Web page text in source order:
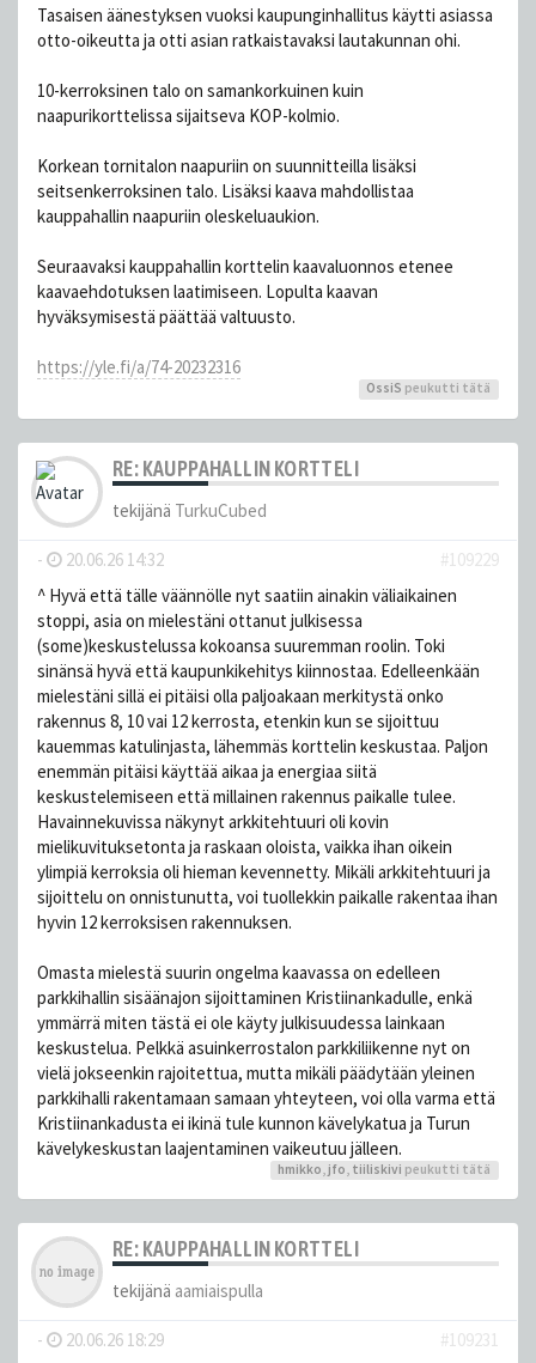
Tasaisen äänestyksen vuoksi kaupunginhallitus käytti asiassa
otto-oikeutta ja otti asian ratkaistavaksi lautakunnan ohi.
10-kerroksinen talo on samankorkuinen kuin
naapurikorttelissa sijaitseva KOP-kolmio.
Korkean tornitalon naapuriin on suunnitteilla lisäksi
seitsenkerroksinen talo. Lisäksi kaava mahdollistaa
kauppahallin naapuriin oleskeluaukion.
Seuraavaksi kauppahallin korttelin kaavaluonnos etenee
kaavaehdotuksen laatimiseen. Lopulta kaavan
hyväksymisestä päättää valtuusto.
https://yle.fi/a/74-20232316
OssiS peukutti tätä
RE: KAUPPAHALLIN KORTTELI
tekijänä TurkuCubed
- 20.06.26 14:32
#109229
^ Hyvä että tälle väännölle nyt saatiin ainakin väliaikainen
stoppi, asia on mielestäni ottanut julkisessa
(some)keskustelussa kokoansa suuremman roolin. Toki
sinänsä hyvä että kaupunkikehitys kiinnostaa. Edelleenkään
mielestäni sillä ei pitäisi olla paljoakaan merkitystä onko
rakennus 8, 10 vai 12 kerrosta, etenkin kun se sijoittuu
kauemmas katulinjasta, lähemmäs korttelin keskustaa. Paljon
enemmän pitäisi käyttää aikaa ja energiaa siitä
keskustelemiseen että millainen rakennus paikalle tulee.
Havainnekuvissa näkynyt arkkitehtuuri oli kovin
mielikuvituksetonta ja raskaan oloista, vaikka ihan oikein
ylimpiä kerroksia oli hieman kevennetty. Mikäli arkkitehtuuri ja
sijoittelu on onnistunutta, voi tuollekkin paikalle rakentaa ihan
hyvin 12 kerroksisen rakennuksen.
Omasta mielestä suurin ongelma kaavassa on edelleen
parkkihallin sisäänajon sijoittaminen Kristiinankadulle, enkä
ymmärrä miten tästä ei ole käyty julkisuudessa lainkaan
keskustelua. Pelkkä asuinkerrostalon parkkiliikenne nyt on
vielä jokseenkin rajoitettua, mutta mikäli päädytään yleinen
parkkihalli rakentamaan samaan yhteyteen, voi olla varma että
Kristiinankadusta ei ikinä tule kunnon kävelykatua ja Turun
kävelykeskustan laajentaminen vaikeutuu jälleen.
hmikko, jfo, tiiliskivi peukutti tätä
RE: KAUPPAHALLIN KORTTELI
tekijänä aamiaispulla
- 20.06.26 18:29
#109231